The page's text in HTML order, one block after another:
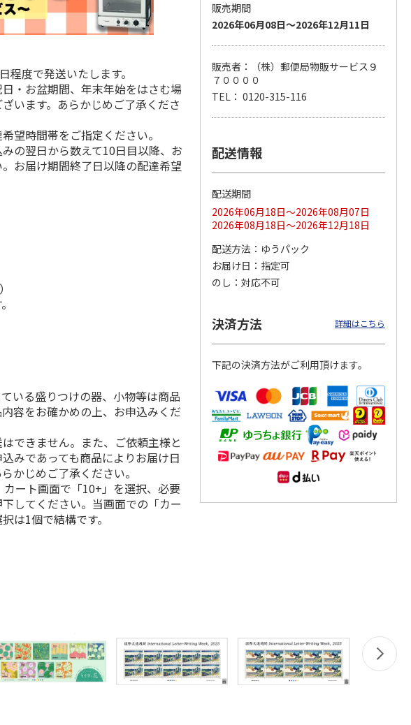
ドジャース 大谷翔
平 日本人最多53試
合連続出塁記念 シ
ル…
17,000円
(送料・税込)
谷翔平 2026 NL 3・
4月投手…
度で発送いたします。
・お盆期間、年末年始をはさむ場
います。あらかじめご了承くださ
望時間帯をご指定ください。
の翌日から数えて10日目以降、お
お届け期間終了日以降の配達希望
いる盛りつけの器、小物等は商品
容をお確かめの上、お申込みくだ
できません。また、ご依頼主様と
みであっても商品によりお届け日
かじめご了承ください。
ート画面で「10+」を選択、必要
してください。当画面での「カー
は1個で結構です。
販売期間
2026年06月08日～2026年12月11日
販売者：（株）郵便局物販サービス９
７００００
TEL： 0120-315-116
配送情報
配送期間
2026年06月18日～2026年08月07日
2026年08月18日～2026年12月18日
配送方法
ゆうパック
お届け日
指定可
のし
対応不可
決済方法 詳細はこちら
下記の決済方法がご利用頂けます。